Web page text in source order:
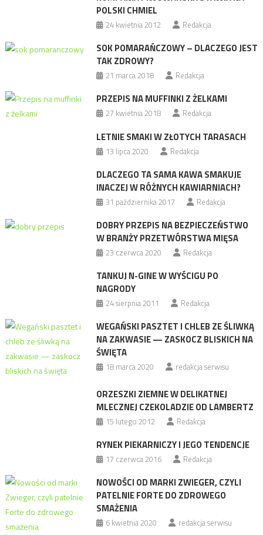
POLSKI CHMIEL
24 kwietnia 2012 Redakcja
SOK POMARAŃCZOWY – DLACZEGO JEST
TAK ZDROWY?
21 marca 2018 Redakcja
PRZEPIS NA MUFFINKI Z ŻELKAMI
27 kwietnia 2018 Redakcja
LETNIE SMAKI W ZŁOTYCH TARASACH
13 lipca 2020 Redakcja
DLACZEGO TA SAMA KAWA SMAKUJE
INACZEJ W RÓŻNYCH KAWIARNIACH?
31 października 2017 Redakcja
DOBRY PRZEPIS NA BEZPIECZEŃSTWO
W BRANŻY PRZETWÓRSTWA MIĘSA
23 czerwca 2020 Redakcja
TANKUJ N-GINE W WYŚCIGU PO
NAGRODY
24 sierpnia 2011 Redakcja
WEGAŃSKI PASZTET I CHLEB ZE ŚLIWKĄ
NA ZAKWASIE — ZASKOCZ BLISKICH NA
ŚWIĘTA
18 marca 2020 redakcja serwisu
ORZESZKI ZIEMNE W DELIKATNEJ
MLECZNEJ CZEKOLADZIE OD LAMBERTZ
15 lutego 2012 Redakcja
RYNEK PIEKARNICZY I JEGO TENDENCJE
17 czerwca 2016 Redakcja
NOWOŚCI OD MARKI ZWIEGER, CZYLI
PATELNIE FORTE DO ZDROWEGO
SMAŻENIA
6 kwietnia 2020 redakcja serwisu